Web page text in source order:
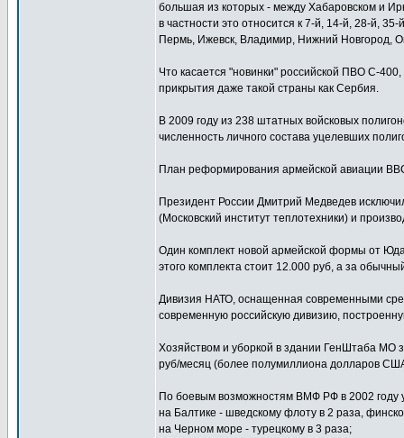
большая из которых - между Хабаровском и
в частности это относится к 7-й, 14-й, 28-й,
Пермь, Ижевск, Владимир, Нижний Новгород,
Что касается "новинки" российской ПВО С-
прикрытия даже такой страны как Сербия.
В 2009 году из 238 штатных войсковых
численность личного состава уцелевших
План реформирования армейской авиации
Президент России Дмитрий Медведев
(Московский институт теплотехники) и
Один комплект новой армейской формы от
этого комплекта стоит 12.000 руб, а за
Дивизия НАТО, оснащенная современными
современную российскую дивизию,
Хозяйством и уборкой в здании ГенШтаба МО
руб/месяц (более полумиллиона долларов
По боевым возможностям ВМФ РФ в 2002 году
на Балтике - шведскому флоту в 2 раза,
на Черном море - турецкому в 3 раза;